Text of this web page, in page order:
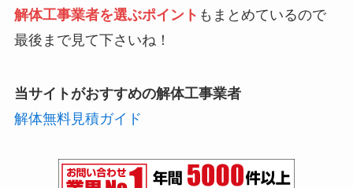
解体工事業者を選ぶポイント もまとめているので
最後まで見て下さいね！
当サイトがおすすめの解体工事業者
解体無料見積ガイド